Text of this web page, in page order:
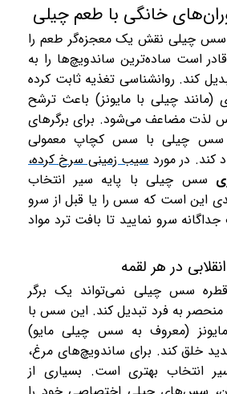
خانگی با طعم چیلی
سس چیلی نقش یک معجزه‌گر طعم را
است ساده‌ترین ساندویچ‌ها را به
کند. روانشناسی تغذیه ثابت کرده
چیلی با مایونز) باعث ترشح
لذت مضاعف می‌شود. برای برگرهای
سس چیلی با سس کچاپ معمولی
کند. در موردسیب ‌زمینی سرخ کرده،
سس چیلی با پایه سیر انتخاب
این است که سس را یا قبل از سرو
سرو نمایید تا بافت ترد مواد
در هر لقمه
سس چیلی نمی‌تواند یک برگر
منحصر به فرد تبدیل کند. این سس با
(معروف به سس چیلی مایو)
خلق کند. برای ساندویچ‌های مرغ،
انتخاب بهتری است. بسیاری از